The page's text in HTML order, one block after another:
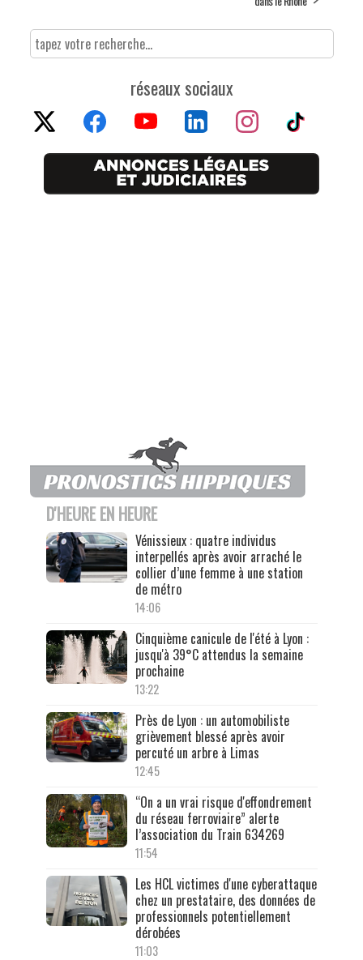
réseaux sociaux
D'HEURE EN HEURE
Vénissieux : quatre individus
interpellés après avoir arraché le
collier d’une femme à une station
de métro
14:06
Cinquième canicule de l'été à Lyon :
jusqu'à 39°C attendus la semaine
prochaine
13:22
Près de Lyon : un automobiliste
grièvement blessé après avoir
percuté un arbre à Limas
12:45
“On a un vrai risque d'effondrement
du réseau ferroviaire” alerte
l’association du Train 634269
11:54
Les HCL victimes d'une cyberattaque
chez un prestataire, des données de
professionnels potentiellement
dérobées
11:03